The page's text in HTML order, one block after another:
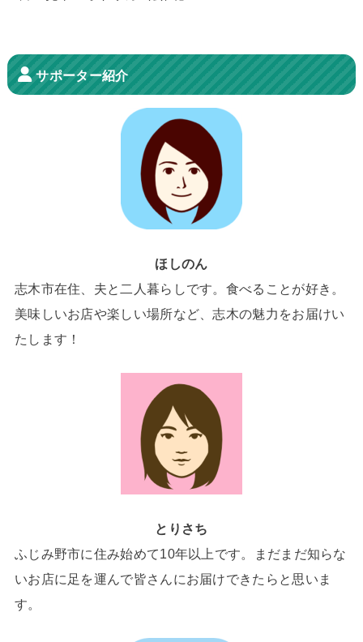
サポーター紹介
ほしのん
志木市在住、夫と二人暮らしです。食べることが好き。
美味しいお店や楽しい場所など、志木の魅力をお届けい
たします！
とりさち
ふじみ野市に住み始めて10年以上です。まだまだ知らな
いお店に足を運んで皆さんにお届けできたらと思いま
す。